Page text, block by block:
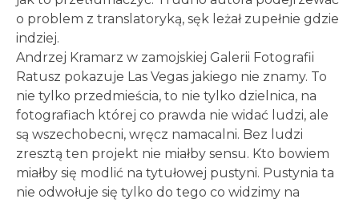
o problem z translatoryką, sęk leżał zupełnie gdzie
indziej.
Andrzej Kramarz w zamojskiej Galerii Fotografii
Ratusz pokazuje Las Vegas jakiego nie znamy. To
nie tylko przedmieścia, to nie tylko dzielnica, na
fotografiach której co prawda nie widać ludzi, ale
są wszechobecni, wręcz namacalni. Bez ludzi
zresztą ten projekt nie miałby sensu. Kto bowiem
miałby się modlić na tytułowej pustyni. Pustynia ta
nie odwołuje się tylko do tego co widzimy na